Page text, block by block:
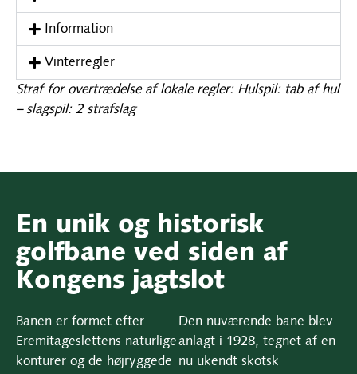
Information
Vinterregler
Straf for overtrædelse af lokale regler: Hulspil: tab af hul
– slagspil: 2 strafslag
En unik og historisk
golfbane ved siden af
Kongens jagtslot
Banen er formet efter
Eremitageslettens naturlige
konturer og de højryggede
Den nuværende bane blev
anlagt i 1928, tegnet af en
nu ukendt skotsk